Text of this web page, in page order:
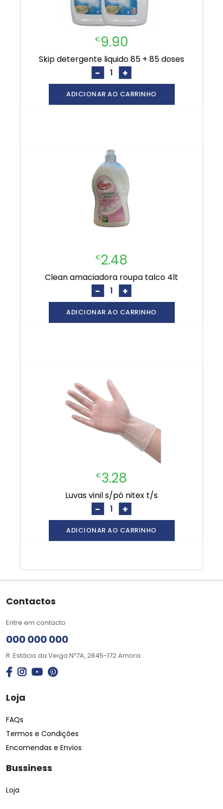
€9.90
skip detergente liquido 85 + 85 doses
- +
ADICIONAR AO CARRINHO
€2.48
clean amaciadora roupa talco 4lt
- +
ADICIONAR AO CARRINHO
€3.28
luvas vinil s/pó nitex t/s
- +
ADICIONAR AO CARRINHO
Contactos
Entre em contacto
000 000 000
R. Estácio da Veiga Nº7A, 2845-172 Amora
Loja
FAQs
Termos e Condições
Encomendas e Envios
Bussiness
Loja